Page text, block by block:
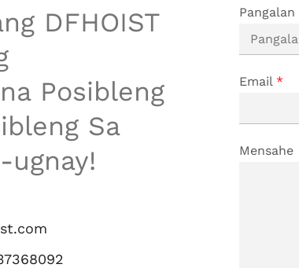
DFHOIST
Posibleng
Sa
ugnay!
Pangalan
Email *
Mensahe